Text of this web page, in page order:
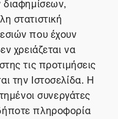
στατιστική
που έχουν
χρειάζεται να
τις προτιμήσεις
την Ιστοσελίδα. Η
συνεργάτες
πληροφορία